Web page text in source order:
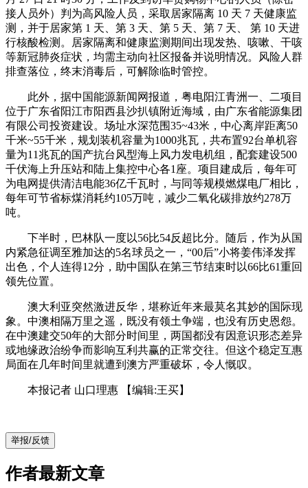
接人员外）判为高风险人员，采取居家隔离 10 天 7 天健康监
测，并于居家第 1 天、第 3 天、第 5 天、第 7 天、 第 10 天进
行核酸检测。居家隔离和健康监测期间出现发热、咳嗽、干咳
等新冠肺炎症状，均需主动向社区报备并说明情况。风险人群
排查落位，终末消毒后，可解除临时管控。
此外，据中国能源新闻网报道，粤电阳江青洲一、二项目
位于广东省阳江市阳西县沙扒镇附近海域，由广东省能源集团
有限公司投资建设。场址水深范围35~43米，中心离岸距离50
千米~55千米，规划装机容量为1000兆瓦，共布置92台单机容
量为11兆瓦的国产抗台风型海上风力发电机组，配套建设500
千伏海上升压站和陆上集控中心各1座。项目建成后，每年可
为电网提供清洁电能36亿千瓦时，与同等规模燃煤电厂相比，
每年可节省标煤消耗约105万吨，减少二氧化碳排放约278万
吨。
下半时，巴林队一度以56比54反超比分。随后，作为从国
内紧急征调至雅加达的5名球员之一，“00后”小将姜伟泽发挥
出色，个人连得12分，助中国队在第三节结束时以66比61重回
领先位置。
澳大利亚突然激进反华，堪称近年来最莫名其妙的国际现
象。中澳相隔万里之遥，既没有领土争端，也没有历史恩怨。
在中澳建交50年的大部分时间里，两国都没有因意识形态差异
或地缘政治纷争而影响互利共赢的正常交往。但这个稳定互惠
局面在几年时间里就遭到澳方严重破坏，令人慨叹。
本报记者 山口理惠 【编辑:王买】
举报/反馈
作者最新文章